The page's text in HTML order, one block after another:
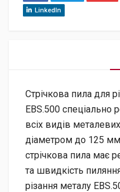
LinkedIn
Стрічкова пила для
EBS.500 спеціально
всіх видів
діаметром до 125
стрічкова пила має
та швидкість
різання металу